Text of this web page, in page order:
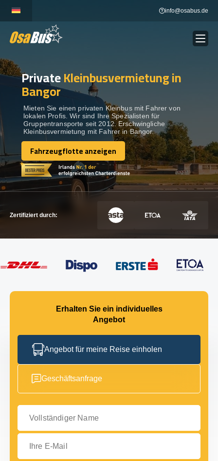
content
info@osabus.de
BUSVERMIETUNG Show dropdown
REISEZIELE
FLOTTE
KONTAKTIEREN SIE UNS
KONTAKTIEREN SIE UNS
PrivateKleinbusvermietung in
Bangor
Mieten Sie einen privaten Kleinbus mit Fahrer von
lokalen Profis. Wir sind Ihre Spezialisten für
Gruppentransporte seit 2012. Erschwingliche
Kleinbusvermietung mit Fahrer in Bangor.
Fahrzeugflotte anzeigen
Fahrzeugflotte anzeigen
Zertifiziert durch:
Erhalten Sie ein individuelles
Angebot
Angebot für meine Reise einholen
Geschäftsanfrage
Vollständiger Name
Ihre E-Mail